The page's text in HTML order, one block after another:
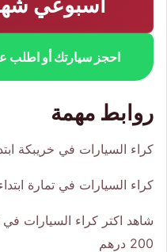
اسبوعي شهري
احجز سيارتك أو اطلب
روابط مهمة
كراء السيارات في خريبكة ابتداء من
كراء السيارات في تمارة ابتداء من
شاهد اكتر كراء السيارات
200 درهم